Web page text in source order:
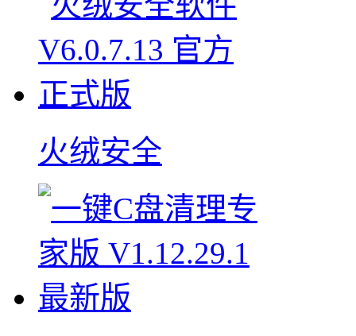
火绒安全